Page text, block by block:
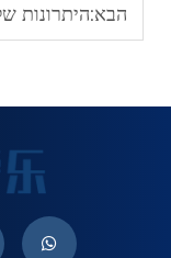
הבא:היתרונות של